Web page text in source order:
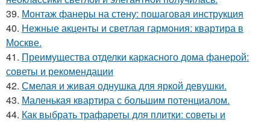
39. Монтаж фанеры на стену: пошаговая инструкция
40. Нежные акценты и светлая гармония: квартира в
Москве.
41. Преимущества отделки каркасного дома фанерой:
советы и рекомендации
42. Смелая и живая однушка для яркой девушки.
43. Маленькая квартира с большим потенциалом.
44. Как выбрать трафареты для плитки: советы и